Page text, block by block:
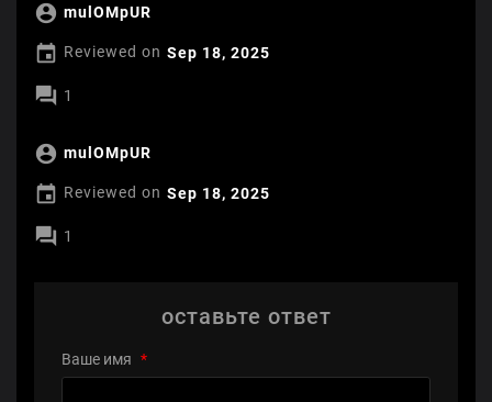
 mulOMpUR
 Reviewed on Sep 18, 2025
 1
 mulOMpUR
 Reviewed on Sep 18, 2025
 1
оставьте ответ
Ваше имя *